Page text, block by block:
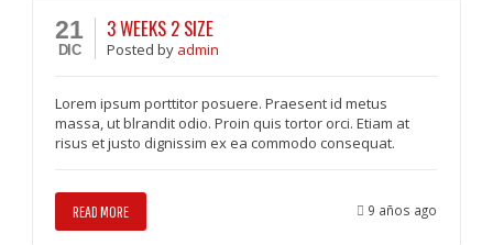
21
DIC
3 WEEKS 2 SIZE
Postedby admin
Lorem ipsum porttitor posuere. Praesent id metus
massa, ut blrandit odio. Proin quis tortor orci. Etiam at
risus et justo dignissim ex ea commodo consequat.
READ MORE 9 años ago